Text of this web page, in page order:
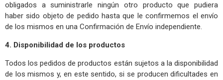
obligados a suministrarle ningún otro producto que pudiera
haber sido objeto de pedido hasta que le confirmemos el envío
de los mismos en una Confirmación de Envío independiente.
4. Disponibilidad de los productos
Todos los pedidos de productos están sujetos a la disponibilidad
de los mismos y, en este sentido, si se producen dificultades en